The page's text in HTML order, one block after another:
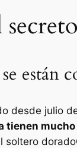
están
desde julio
tienen
soltero dorado